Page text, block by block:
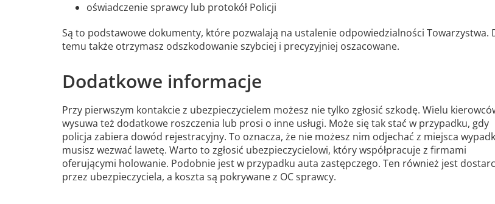
oświadczenie sprawcy lub protokół Policji
Są to podstawowe dokumenty, które pozwalają na ustalenie odpowiedzialności Towarzystwa.
temu także otrzymasz odszkodowanie szybciej i precyzyjniej oszacowane.
Dodatkowe informacje
Przy pierwszym kontakcie z ubezpieczycielem możesz nie tylko zgłosić szkodę. Wielu
wysuwa też dodatkowe roszczenia lub prosi o inne usługi. Może się tak stać w przypadku, gdy
policja zabiera dowód rejestracyjny. To oznacza, że nie możesz nim odjechać z miejsca
musisz wezwać lawetę. Warto to zgłosić ubezpieczycielowi, który współpracuje z firmami
oferującymi holowanie. Podobnie jest w przypadku auta zastępczego. Ten również jest
przez ubezpieczyciela, a koszta są pokrywane z OC sprawcy.